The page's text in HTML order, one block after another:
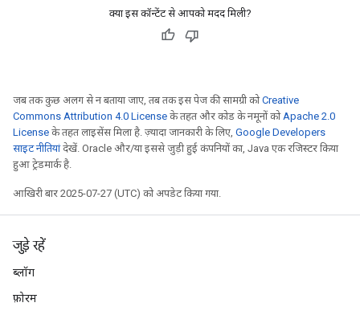
क्या इस कॉन्टेंट से आपको मदद मिली?
जब तक कुछ अलग से न बताया जाए, तब तक इस पेज की सामग्री कोCreative
Commons Attribution 4.0 License के तहत और कोड के नमूनों कोApache 2.0
License के तहत लाइसेंस मिला है. ज़्यादा जानकारी के लिए, Google Developers
साइट नीतियांदेखें. Oracle और/या इससे जुड़ी हुई कंपनियों का, Java एक रजिस्टर किया
हुआ ट्रेडमार्क है.
आखिरी बार 2025-07-27 (UTC) को अपडेट किया गया.
जुड़े रहें
ब्लॉग
फ़ोरम